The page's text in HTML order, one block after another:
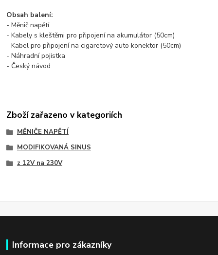
Obsah balení:
- Měnič napětí
- Kabely s kleštěmi pro připojení na akumulátor (50cm)
- Kabel pro připojení na cigaretový auto konektor (50cm)
- Náhradní pojistka
- Český návod
Zboží zařazeno v kategoriích
MĚNIČE NAPĚTÍ
MODIFIKOVANÁ SINUS
z 12V na 230V
Informace pro zákazníky